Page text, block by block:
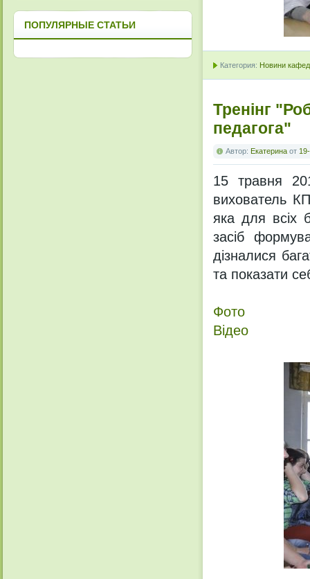
Категория: Новини
Тренінг
педагога"
Автор: Екатерина от
15 травня
вихователь
яка для всіх
засіб
дізналися
та показати
Фото
Відео
ПОПУЛЯРНЫЕ СТАТЬИ